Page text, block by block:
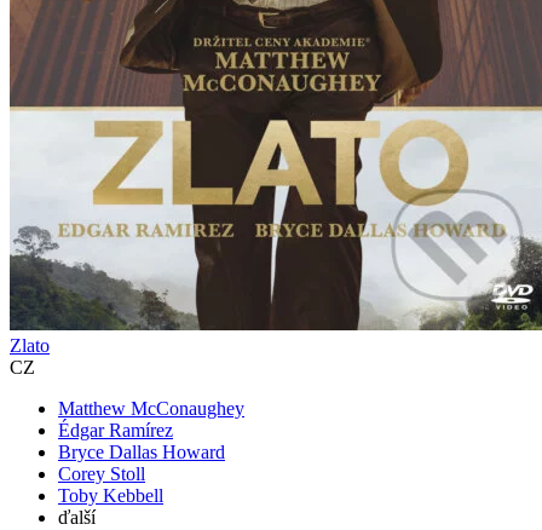
Zlato
CZ
Matthew McConaughey
Édgar Ramírez
Bryce Dallas Howard
Corey Stoll
Toby Kebbell
ďalší